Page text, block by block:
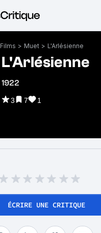
Films > Muet > L'Arlésienne
L'Arlésienne
1922
3 7 1
ÉCRIRE UNE CRITIQUE